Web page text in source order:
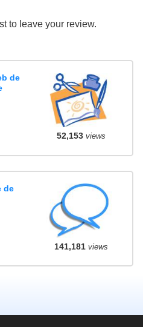
to leave your review.
de
52,153views
de
141,181views